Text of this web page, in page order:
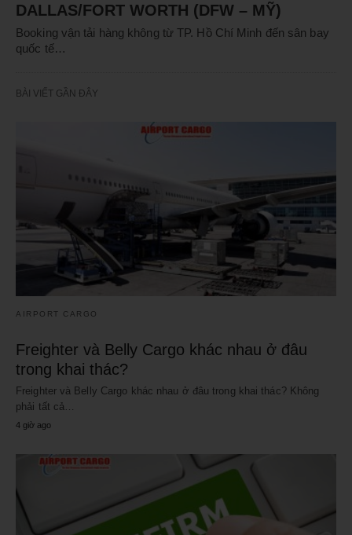
DALLAS/FORT WORTH (DFW – MỸ)
Booking vận tải hàng không từ TP. Hồ Chí Minh đến sân bay
quốc tế…
BÀI VIẾT GẦN ĐÂY
AIRPORT CARGO
Freighter và Belly Cargo khác nhau ở đâu
trong khai thác?
Freighter và Belly Cargo khác nhau ở đâu trong khai thác? Không
phải tất cả…
4 giờ ago